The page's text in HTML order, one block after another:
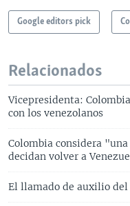
Google editors pick
Relacionados
Vicepresidenta:
con los venezolanos
Colombia considera
decidan volver a
El llamado de auxilio del